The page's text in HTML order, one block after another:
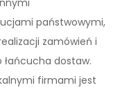
państwowymi,
zamówień i
łańcucha dostaw.
firmami jest